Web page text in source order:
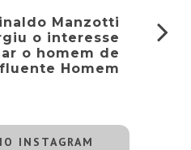
Manzotti
o interesse
o homem de
Homem
INSTAGRAM